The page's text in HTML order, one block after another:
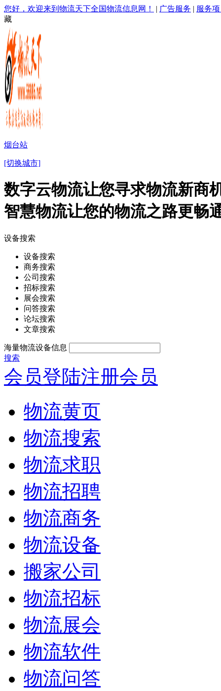
您好，欢迎来到物流天下全国物流信息网！ | 广告服务 | 服务
藏
烟台站
[切换城市]
数字云物流让您寻求物流新商
智慧物流让您的物流之路更畅
设备搜索
设备搜索
商务搜索
公司搜索
招标搜索
展会搜索
问答搜索
论坛搜索
文章搜索
海量物流设备信息
搜索
会员登陆注册会员
物流黄页
物流搜索
物流求职
物流招聘
物流商务
物流设备
搬家公司
物流招标
物流展会
物流软件
物流问答